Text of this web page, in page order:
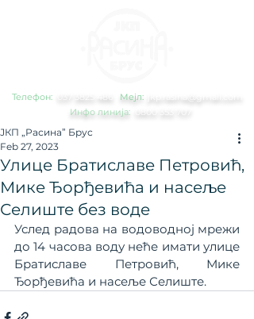
Телефон: 37 3825 486 Мејл:
jkp.rasina@gmail.com
Инфо линија:
0800 353 707
Улице Братиславе Петровић,
Мике Ђорђевића и насеље
Селиште без воде
ЈКП „Расина” Брус
Feb 27, 2023
Услед радова на водоводној мрежи
до 14 часова воду неће имати улице
Братиславе Петровић, Мике
Ђорђевића и насеље Селиште.